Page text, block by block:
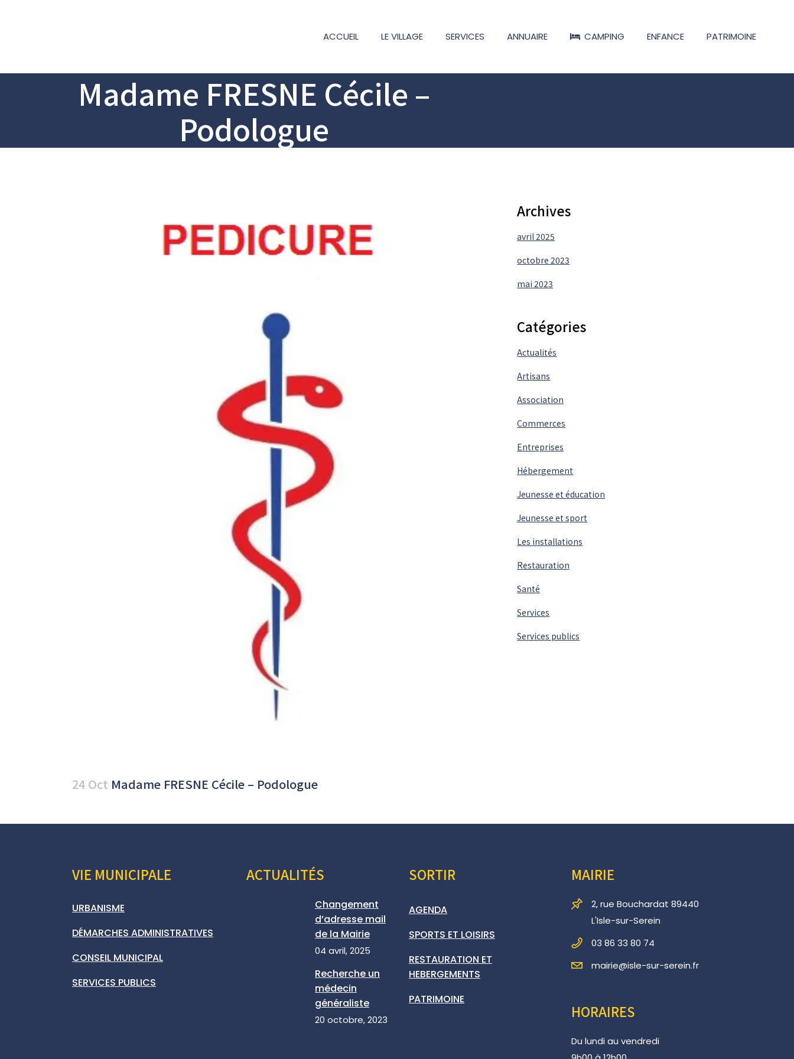
ACCUEIL LE VILLAGE SERVICES ANNUAIRE CAMPING ENFANCE PATRIMOINE
Madame FRESNE Cécile –
Podologue
24 Oct Madame FRESNE Cécile – Podologue
Archives
avril 2025
octobre 2023
mai 2023
Catégories
Actualités
Artisans
Association
Commerces
Entreprises
Hébergement
Jeunesse et éducation
Jeunesse et sport
Les installations
Restauration
Santé
Services
Services publics
VIE MUNICIPALE
URBANISME
DÉMARCHES ADMINISTRATIVES
CONSEIL MUNICIPAL
SERVICES PUBLICS
ACTUALITÉS
Changement
d’adresse mail
de la Mairie
04 avril, 2025
Recherche un
médecin
généraliste
20 octobre, 2023
SORTIR
AGENDA
SPORTS ET LOISIRS
RESTAURATION ET
HEBERGEMENTS
PATRIMOINE
MAIRIE
2, rue Bouchardat 89440
L'Isle-sur-Serein
03 86 33 80 74
mairie@isle-sur-serein.fr
HORAIRES
Du lundi au vendredi